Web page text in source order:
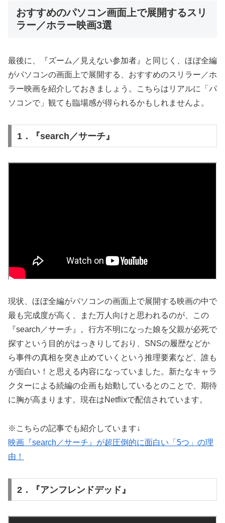
おすすめのパソコン画面上で展開するスリ
ラー／ホラー映画3選
最後に、『ズーム／見えない参加者』と同じく、ほぼ全編
がパソコンの画面上で展開する、おすすめのスリラー／ホ
ラー映画を紹介しておきましょう。こちらはリアルに「パ
ソコンで」観ても臨場感が得られるかもしれませんよ。
1．『search／サーチ』
現状、ほぼ全編がパソコンの画面上で展開する映画の中で
最も完成度が高く、また万人向けと思われるのが、この
『search／サーチ』。行方不明になった娘を父親が必死で
探すという目的がはっきりしており、SNSの履歴などか
ら事件の真相を突き止めていくという推理要素など、誰も
が面白い！と思える内容になっていました。新たなキャラ
クターによる続編の企画も始動しているとのことで、期待
に胸が高まります。現在はNetflixで配信されています。
※こちらの記事でも紹介しています↓
映画『search／サーチ』が超圧倒的に面白い「5つ」の理
由！
2．『アンフレンドデッド』